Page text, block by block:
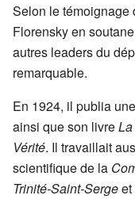
Selon le témoignage
Florensky en
autres leaders du
remarquable.
En 1924, il publia
ainsi que son livre
Vérité. Il travaillait
scientifique de la
Trinité-Saint-Serge